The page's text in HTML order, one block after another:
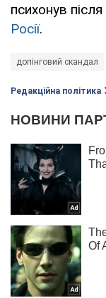
психонув після
Росії.
допінговий скандал
Редакційна політика